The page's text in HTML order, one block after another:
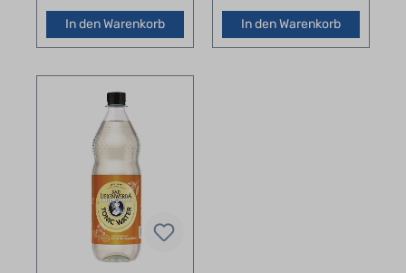
In den Warenkorb In den Warenkorb